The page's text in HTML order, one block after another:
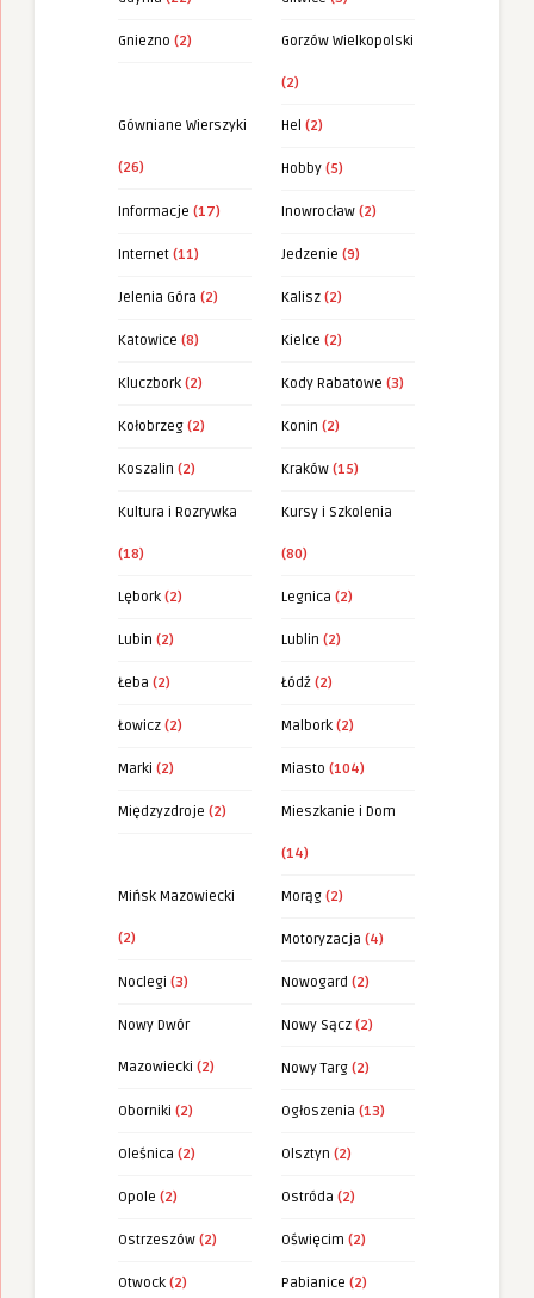
Gniezno (2) Gorzów Wielkopolski
(2)
Gówniane Wierszyki
(26)
Hel (2)
Hobby (5)
Informacje (17) Inowrocław (2)
Internet (11) Jedzenie (9)
Jelenia Góra (2) Kalisz (2)
Katowice (8) Kielce (2)
Kluczbork (2) Kody Rabatowe (3)
Kołobrzeg (2) Konin (2)
Koszalin (2) Kraków (15)
Kultura i Rozrywka
(18)
Kursy i Szkolenia
(80)
Lębork (2) Legnica (2)
Lubin (2) Lublin (2)
Łeba (2) Łódź (2)
Łowicz (2) Malbork (2)
Marki (2) Miasto (104)
Międzyzdroje (2) Mieszkanie i Dom
(14)
Mińsk Mazowiecki
(2)
Morąg (2)
Motoryzacja (4)
Noclegi (3) Nowogard (2)
Nowy Dwór
Mazowiecki (2)
Nowy Sącz (2)
Nowy Targ (2)
Oborniki (2) Ogłoszenia (13)
Oleśnica (2) Olsztyn (2)
Opole (2) Ostróda (2)
Ostrzeszów (2) Oświęcim (2)
Otwock (2) Pabianice (2)